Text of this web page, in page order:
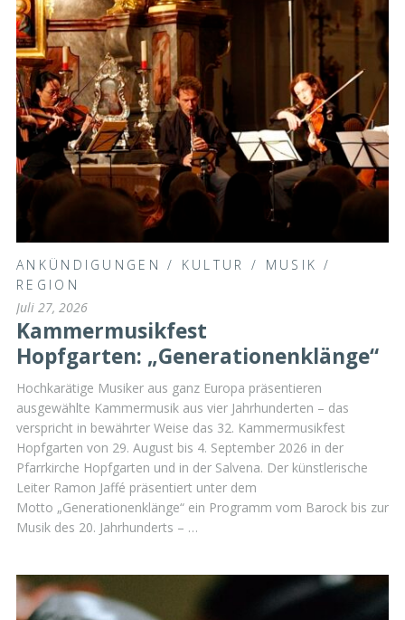
ANKÜNDIGUNGEN / KULTUR / MUSIK /
REGION
Juli 27, 2026
Kammermusikfest
Hopfgarten: „Generationenklänge“
Hochkarätige Musiker aus ganz Europa präsentieren
ausgewählte Kammermusik aus vier Jahrhunderten – das
verspricht in bewährter Weise das 32. Kammermusikfest
Hopfgarten von 29. August bis 4. September 2026 in der
Pfarrkirche Hopfgarten und in der Salvena. Der künstlerische
Leiter Ramon Jaffé präsentiert unter dem
Motto „Generationenklänge“ ein Programm vom Barock bis zur
Musik des 20. Jahrhunderts ­– …